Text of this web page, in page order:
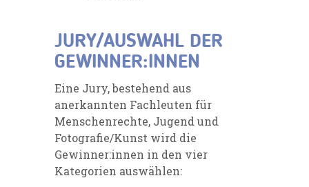
JURY/AUSWAHL DER
GEWINNER:INNEN
Eine Jury, bestehend aus
anerkannten Fachleuten für
Menschenrechte, Jugend und
Fotografie/Kunst wird die
Gewinner:innen in den vier
Kategorien auswählen: